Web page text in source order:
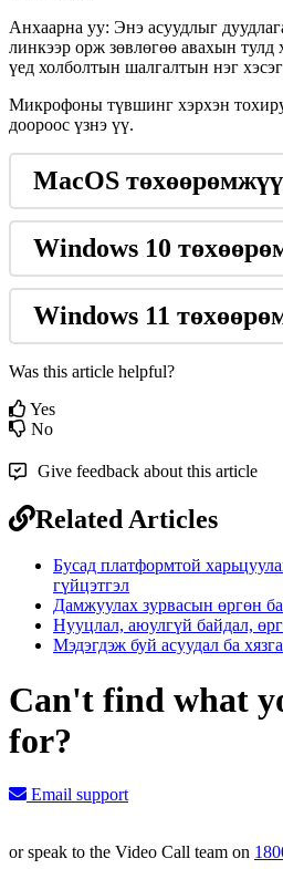
Анхаарна уу: Энэ асуудлыг дуудлаг
линкээр орж зөвлөгөө авахын тулд
үед холболтын шалгалтын нэг хэсэг
Микрофоны түвшинг хэрхэн тохир
доороос үзнэ үү.
MacOS төхөөрөмжүү
Windows 10 төхөөрө
Windows 11 төхөөрө
Was this article helpful?
Yes
No
Give feedback about this article
Related Articles
Бусад платформтой
гүйцэтгэл
Дамжуулах зурвасын өргөн
Нууцлал, аюулгүй байдал,
Мэдэгдэж буй асуудал ба
Can't find what
for?
Email support
or speak to the Video Call team on